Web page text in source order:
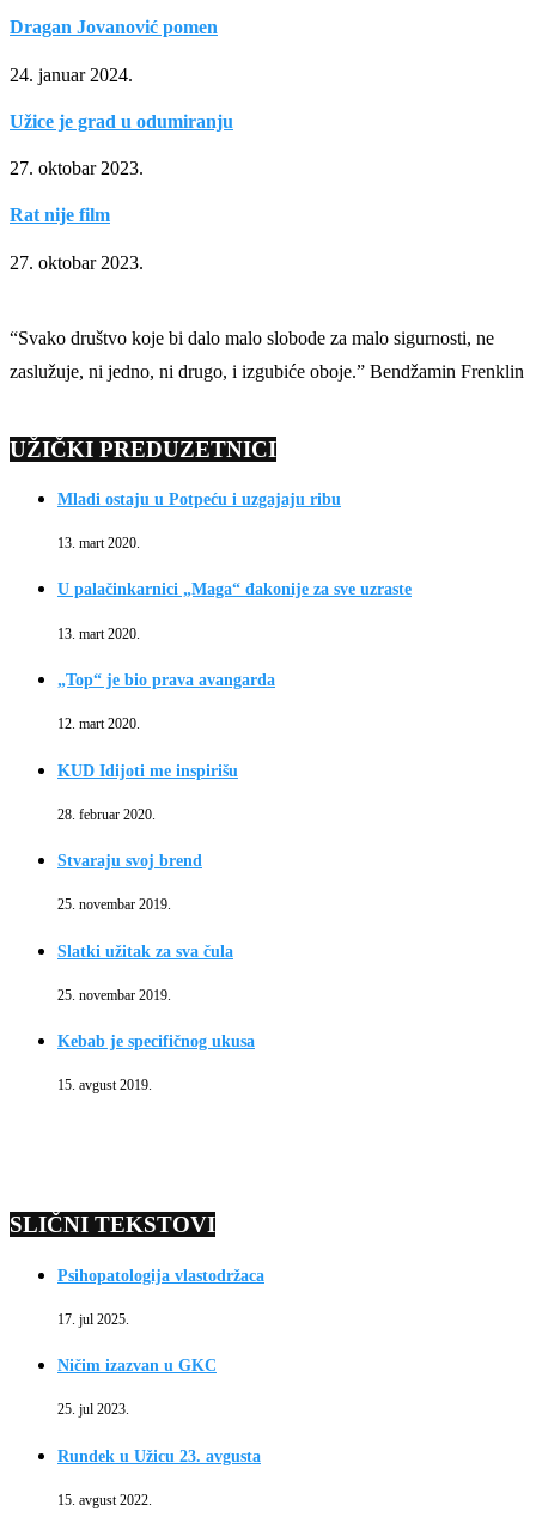
Dragan Jovanović pomen
24. januar 2024.
Užice je grad u odumiranju
27. oktobar 2023.
Rat nije film
27. oktobar 2023.
“Svako društvo koje bi dalo malo slobode za malo sigurnosti, ne
zaslužuje, ni jedno, ni drugo, i izgubiće oboje.” Bendžamin Frenklin
UŽIČKI PREDUZETNICI
Mladi ostaju u Potpeću i uzgajaju ribu
13. mart 2020.
U palačinkarnici „Maga“ đakonije za sve uzraste
13. mart 2020.
„Top“ je bio prava avangarda
12. mart 2020.
KUD Idijoti me inspirišu
28. februar 2020.
Stvaraju svoj brend
25. novembar 2019.
Slatki užitak za sva čula
25. novembar 2019.
Kebab je specifičnog ukusa
15. avgust 2019.
SLIČNI TEKSTOVI
Psihopatologija vlastodržaca
17. jul 2025.
Ničim izazvan u GKC
25. jul 2023.
Rundek u Užicu 23. avgusta
15. avgust 2022.